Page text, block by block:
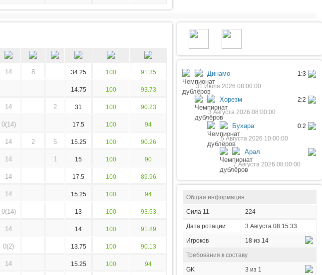
14 8 34.25 100 91.35
14.75 100 93.73
14 2 31 100 90.23
0(14) 17.5 100 94
14 2 5 15.25 100 90.26
14 1 15 100 90
14 17.5 100 89.96
14 15.25 100 94
0(14) 13 100 93.93
14 14 100 91.89
0(2) 13.75 100 90.13
14 15.25 100 94
Динамо 1:3
31 Июля 2026 08:00:00
Хорезм 2:2
3 Августа 2026 08:00:00
Бухара 0:2
5 Августа 2026 10:00:00
Арал
7 Августа 2026 08:00:00
Общая информация
Сила 11 224
Дата ротации 3 Августа 08:15:33
Игроков 18 из 14
Требования к составу
GK 3 из 1